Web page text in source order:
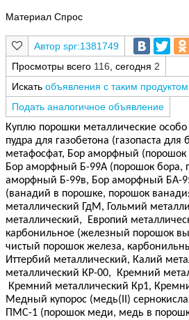
Материал Спрос
spr:1381749
Просмотры всего 116 , сегодня 2
Искать объявления с таким продуктом
Подать аналогичное объявление
Куплю порошки металлические
пудра для газобетона (газопаста для
метафосфат, Бор аморфный
Бор аморфный Б-99А (порошок бора,
аморфный Б-99в, Бор аморфный БА-
(ванадий в порошке, порошок
металлический ГдМ, Гольмий
металлический, Европий
карбонильное (железный порошок
чистый порошок железа,
Иттербий металлический, Калий
металлический КР-00, Кремний
Кремний металлический Кр1,
Медный купорос (медь(II)
ПМС-1 (порошок меди, медь в